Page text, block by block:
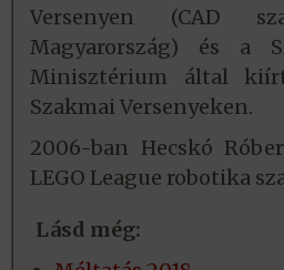
Versenyen (CAD
Magyarország) és a
Minisztérium által
Szakmai Versenyeken.
2006-ban Hecskó
LEGO League robotika
Lásd még: